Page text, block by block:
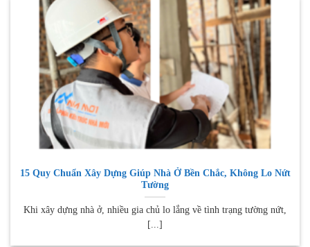
15 Quy Chuẩn Xây Dựng Giúp Nhà Ở Bền Chắc, Không Lo Nứt
Tường
Khi xây dựng nhà ở, nhiều gia chủ lo lắng về tình trạng tường nứt,
[...]